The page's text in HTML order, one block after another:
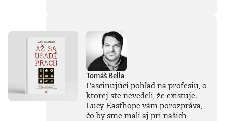
Tomáš Bella
Fascinujúci pohľad na profesiu, o
ktorej ste nevedeli, že existuje.
Lucy Easthope vám porozpráva,
čo by sme mali aj pri našich